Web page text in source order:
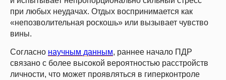
при любых неудачах. Отдых воспринимается как
«непозволительная роскошь» или вызывает чувство
вины.
Согласно научным данным, раннее начало ПДР
связано с более высокой вероятностью расстройств
личности, что может проявляться в гиперконтроле